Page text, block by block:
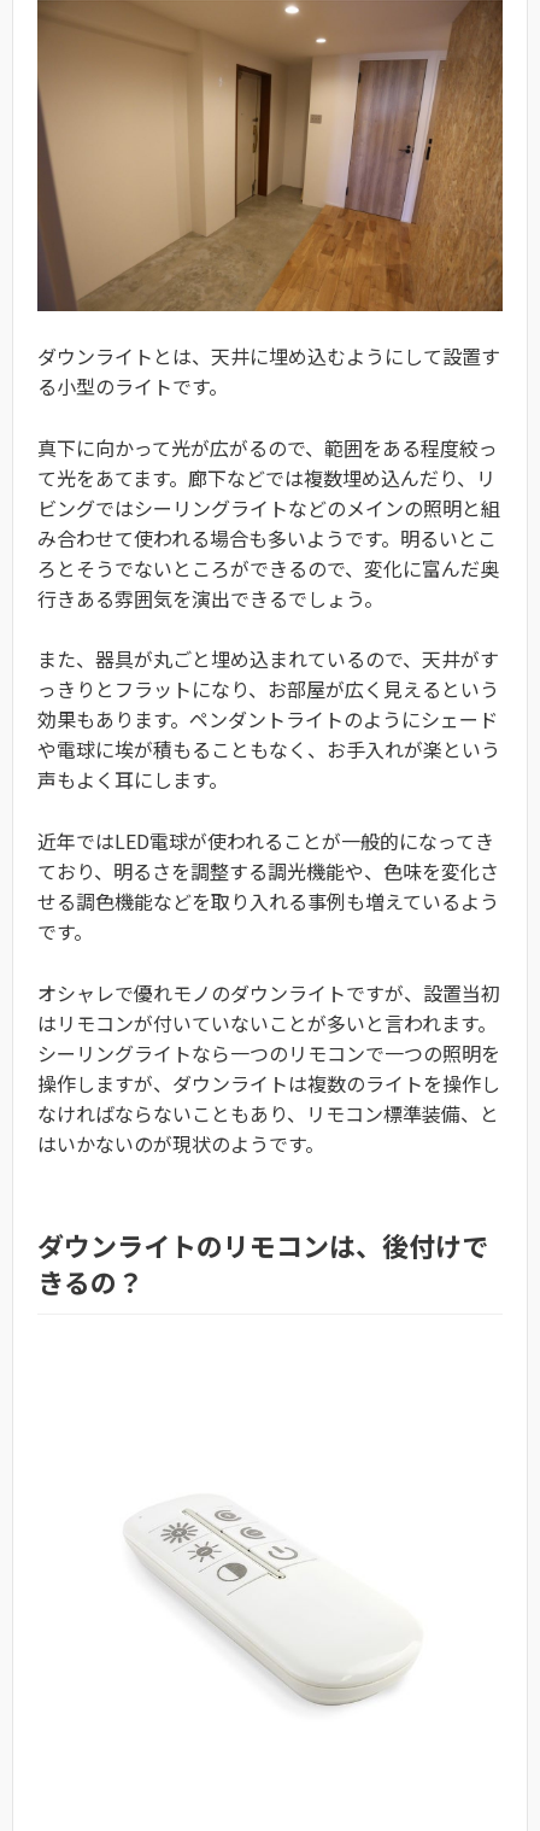
ダウンライトとは、天井に埋め込むようにして設置す
る小型のライトです。
真下に向かって光が広がるので、範囲をある程度絞っ
て光をあてます。廊下などでは複数埋め込んだり、リ
ビングではシーリングライトなどのメインの照明と組
み合わせて使われる場合も多いようです。明るいとこ
ろとそうでないところができるので、変化に富んだ奥
行きある雰囲気を演出できるでしょう。
また、器具が丸ごと埋め込まれているので、天井がす
っきりとフラットになり、お部屋が広く見えるという
効果もあります。ペンダントライトのようにシェード
や電球に埃が積もることもなく、お手入れが楽という
声もよく耳にします。
近年ではLED電球が使われることが一般的になってき
ており、明るさを調整する調光機能や、色味を変化さ
せる調色機能などを取り入れる事例も増えているよう
です。
オシャレで優れモノのダウンライトですが、設置当初
はリモコンが付いていないことが多いと言われます。
シーリングライトなら一つのリモコンで一つの照明を
操作しますが、ダウンライトは複数のライトを操作し
なければならないこともあり、リモコン標準装備、と
はいかないのが現状のようです。
ダウンライトのリモコンは、後付けで
きるの？